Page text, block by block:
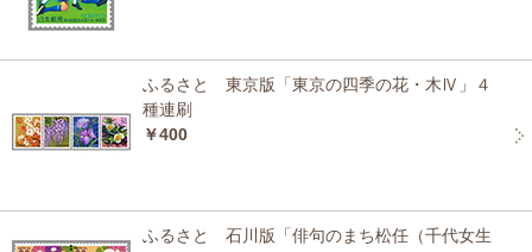
ふるさと 東京版「東京の四季の花・木Ⅳ」４
種連刷
￥400
ふるさと 石川版「俳句のまち松任（千代女生